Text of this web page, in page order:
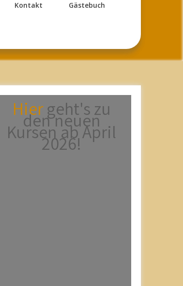
Kontakt Gästebuch
Hiergeht's zu
den neuen
Kursen ab April
2026!